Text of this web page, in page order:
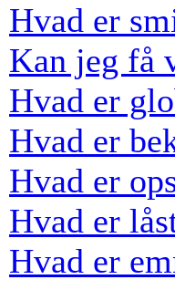
Hvad er
Kan jeg få
Hvad er
Hvad er
Hvad er
Hvad er
Hvad er